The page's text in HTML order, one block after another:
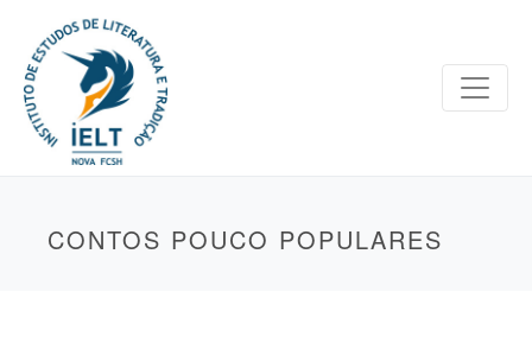
CONTOS POUCO POPULARES